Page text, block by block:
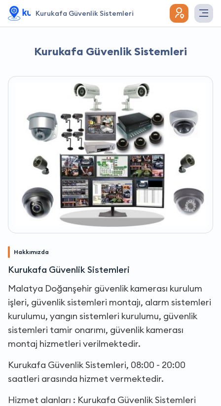
Kurukafa Güvenlik Sistemleri
Kurukafa Güvenlik Sistemleri
Hakkımızda
Kurukafa Güvenlik Sistemleri
Malatya Doğanşehir güvenlik kamerası kurulum
işleri, güvenlik sistemleri montajı, alarm sistemleri
kurulumu, yangın sistemleri kurulumu, güvenlik
sistemleri tamir onarımı, güvenlik kamerası
montaj hizmetleri verilmektedir.
Kurukafa Güvenlik Sistemleri, 08:00 - 20:00
saatleri arasında hizmet vermektedir.
Hizmet alanları : Kurukafa Güvenlik Sistemleri